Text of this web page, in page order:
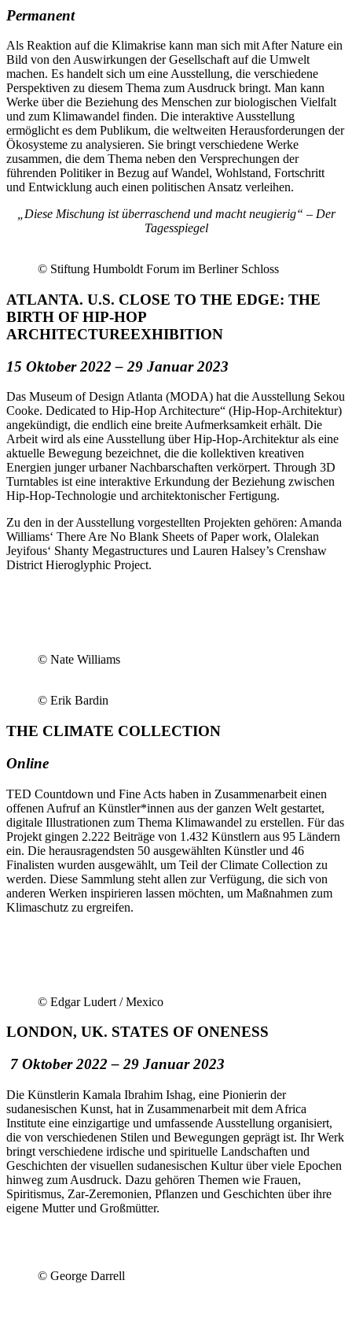
Permanent
Als Reaktion auf die Klimakrise kann man sich mit After Nature ein
Bild von den Auswirkungen der Gesellschaft auf die Umwelt
machen. Es handelt sich um eine Ausstellung, die verschiedene
Perspektiven zu diesem Thema zum Ausdruck bringt. Man kann
Werke über die Beziehung des Menschen zur biologischen Vielfalt
und zum Klimawandel finden. Die interaktive Ausstellung
ermöglicht es dem Publikum, die weltweiten Herausforderungen der
Ökosysteme zu analysieren. Sie bringt verschiedene Werke
zusammen, die dem Thema neben den Versprechungen der
führenden Politiker in Bezug auf Wandel, Wohlstand, Fortschritt
und Entwicklung auch einen politischen Ansatz verleihen.
„Diese Mischung ist überraschend und macht neugierig“ – Der
Tagesspiegel
© Stiftung Humboldt Forum im Berliner Schloss
ATLANTA. U.S. CLOSE TO THE EDGE: THE
BIRTH OF HIP-HOP
ARCHITECTUREEXHIBITION
15 Oktober 2022 – 29 Januar 2023
Das Museum of Design Atlanta (MODA) hat die Ausstellung Sekou
Cooke. Dedicated to Hip-Hop Architecture“ (Hip-Hop-Architektur)
angekündigt, die endlich eine breite Aufmerksamkeit erhält. Die
Arbeit wird als eine Ausstellung über Hip-Hop-Architektur als eine
aktuelle Bewegung bezeichnet, die die kollektiven kreativen
Energien junger urbaner Nachbarschaften verkörpert. Through 3D
Turntables ist eine interaktive Erkundung der Beziehung zwischen
Hip-Hop-Technologie und architektonischer Fertigung.
Zu den in der Ausstellung vorgestellten Projekten gehören: Amanda
Williams‘ There Are No Blank Sheets of Paper work, Olalekan
Jeyifous‘ Shanty Megastructures und Lauren Halsey’s Crenshaw
District Hieroglyphic Project.
© Nate Williams
© Erik Bardin
THE CLIMATE COLLECTION
Online
TED Countdown und Fine Acts haben in Zusammenarbeit einen
offenen Aufruf an Künstler*innen aus der ganzen Welt gestartet,
digitale Illustrationen zum Thema Klimawandel zu erstellen. Für das
Projekt gingen 2.222 Beiträge von 1.432 Künstlern aus 95 Ländern
ein. Die herausragendsten 50 ausgewählten Künstler und 46
Finalisten wurden ausgewählt, um Teil der Climate Collection zu
werden. Diese Sammlung steht allen zur Verfügung, die sich von
anderen Werken inspirieren lassen möchten, um Maßnahmen zum
Klimaschutz zu ergreifen.
© Edgar Ludert / Mexico
LONDON, UK. STATES OF ONENESS
7 Oktober 2022 – 29 Januar 2023
Die Künstlerin Kamala Ibrahim Ishag, eine Pionierin der
sudanesischen Kunst, hat in Zusammenarbeit mit dem Africa
Institute eine einzigartige und umfassende Ausstellung organisiert,
die von verschiedenen Stilen und Bewegungen geprägt ist. Ihr Werk
bringt verschiedene irdische und spirituelle Landschaften und
Geschichten der visuellen sudanesischen Kultur über viele Epochen
hinweg zum Ausdruck. Dazu gehören Themen wie Frauen,
Spiritismus, Zar-Zeremonien, Pflanzen und Geschichten über ihre
eigene Mutter und Großmütter.
© George Darrell